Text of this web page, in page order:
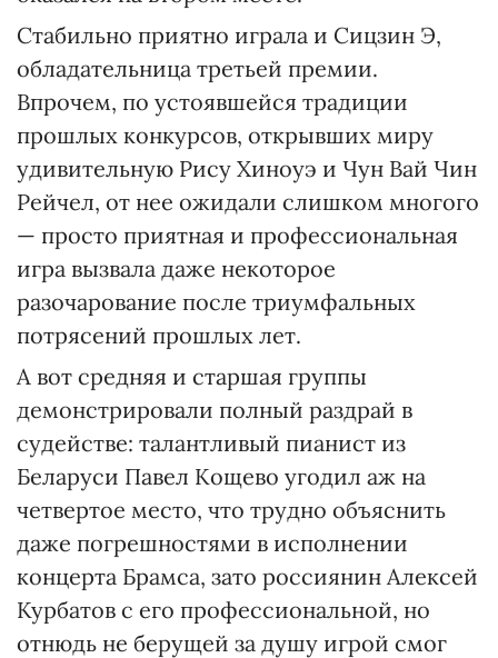
Стабильно приятно играла и Сицзин Э,
обладательница третьей премии.
Впрочем, по устоявшейся традиции
прошлых конкурсов, открывших миру
удивительную Рису Хиноуэ и Чун Вай Чин
Рейчел, от нее ожидали слишком многого
— просто приятная и профессиональная
игра вызвала даже некоторое
разочарование после триумфальных
потрясений прошлых лет.
А вот средняя и старшая группы
демонстрировали полный раздрай в
судействе: талантливый пианист из
Беларуси Павел Кощево угодил аж на
четвертое место, что трудно объяснить
даже погрешностями в исполнении
концерта Брамса, зато россиянин Алексей
Курбатов с его профессиональной, но
отнюдь не берущей за душу игрой смог